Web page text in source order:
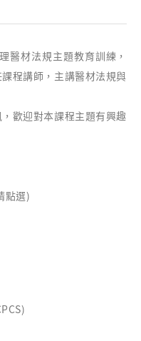
醫材法規主題教育訓練，
程講師，主講醫材法規與
歡迎對本課程主題有興趣
點選)